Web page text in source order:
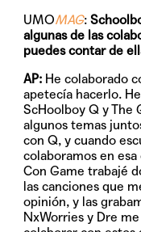
UMOMAG:
algunas de las
puedes contar de
AP: He colaborado
apetecía hacerlo.
ScHoolboy Q y The
algunos temas
con Q, y cuando
colaboramos en
Con Game trabajé
las canciones que
opinión, y las
NxWorries y Dre